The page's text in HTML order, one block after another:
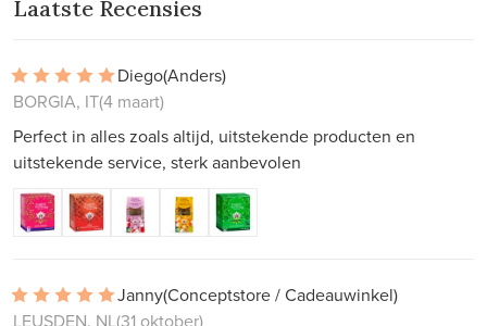
Laatste Recensies
Diego(Anders)
BORGIA, IT(4 maart)
Perfect in alles zoals altijd, uitstekende producten en
uitstekende service, sterk aanbevolen
Janny(Conceptstore / Cadeauwinkel)
LEUSDEN, NL(31 oktober)